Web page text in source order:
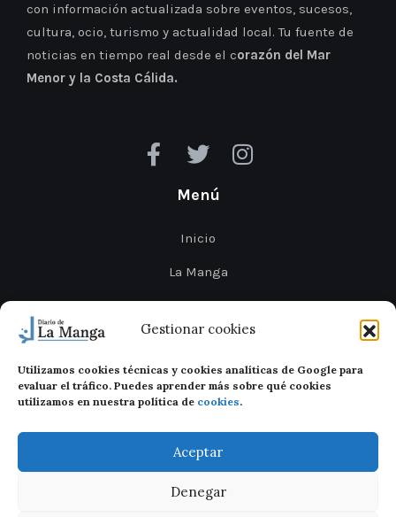
Gestionar cookies
Utilizamos cookies técnicas y cookies analíticas de Google para
evaluar el tráfico. Puedes aprender más sobre qué cookies
utilizamos en nuestra política de cookies.
Aceptar
Denegar
con información actualizada sobre eventos, sucesos,
cultura, ocio, turismo y actualidad local. Tu fuente de
noticias en tiempo real desde el corazón del Mar
Menor y la Costa Cálida.
Menú
Inicio
La Manga
Cabo de Palos
Mar Menor
Cartagena
San Javier